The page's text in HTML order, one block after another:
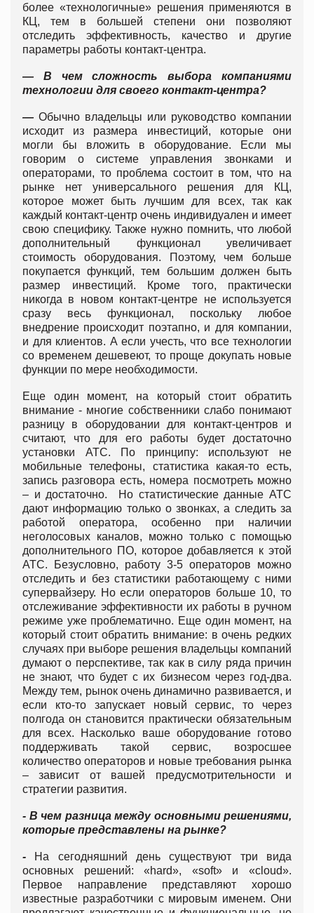
более «технологичные» решения применяются в
КЦ, тем в большей степени они позволяют
отследить эффективность, качество и другие
параметры работы контакт-центра.
— В чем сложность выбора компаниями
технологии для своего контакт-центра?
— Обычно владельцы или руководство компании
исходит из размера инвестиций, которые они
могли бы вложить в оборудование. Если мы
говорим о системе управления звонками и
операторами, то проблема состоит в том, что на
рынке нет универсального решения для КЦ,
которое может быть лучшим для всех, так как
каждый контакт-центр очень индивидуален и имеет
свою специфику. Также нужно помнить, что любой
дополнительный функционал увеличивает
стоимость оборудования. Поэтому, чем больше
покупается функций, тем большим должен быть
размер инвестиций. Кроме того, практически
никогда в новом контакт-центре не используется
сразу весь функционал, поскольку любое
внедрение происходит поэтапно, и для компании,
и для клиентов. А если учесть, что все технологии
со временем дешевеют, то проще докупать новые
функции по мере необходимости.
Еще один момент, на который стоит обратить
внимание - многие собственники слабо понимают
разницу в оборудовании для контакт-центров и
считают, что для его работы будет достаточно
установки АТС. По принципу: используют не
мобильные телефоны, статистика какая-то есть,
запись разговора есть, номера посмотреть можно
– и достаточно. Но статистические данные АТС
дают информацию только о звонках, а следить за
работой оператора, особенно при наличии
неголосовых каналов, можно только с помощью
дополнительного ПО, которое добавляется к этой
АТС. Безусловно, работу 3-5 операторов можно
отследить и без статистики работающему с ними
супервайзеру. Но если операторов больше 10, то
отслеживание эффективности их работы в ручном
режиме уже проблематично. Еще один момент, на
который стоит обратить внимание: в очень редких
случаях при выборе решения владельцы компаний
думают о перспективе, так как в силу ряда причин
не знают, что будет с их бизнесом через год-два.
Между тем, рынок очень динамично развивается, и
если кто-то запускает новый сервис, то через
полгода он становится практически обязательным
для всех. Насколько ваше оборудование готово
поддерживать такой сервис, возросшее
количество операторов и новые требования рынка
– зависит от вашей предусмотрительности и
стратегии развития.
- В чем разница между основными решениями,
которые представлены на рынке?
- На сегодняшний день существуют три вида
основных решений: «hard», «soft» и «cloud».
Первое направление представляют хорошо
известные разработчики с мировым именем. Они